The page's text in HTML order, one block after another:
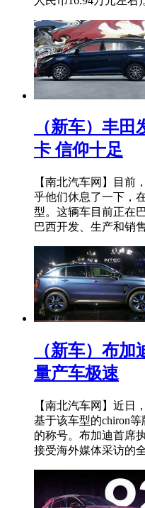
（新车）丰
卡 信仰十足
【南北汽车网】目前
乎他们休息了一下，
型。这辆车目前正在
巴西开发、生产和销售
（新车）布
量产车极速
【南北汽车网】近日
基于该车型的chiron
的称号。布加迪首席
接受海外媒体采访的